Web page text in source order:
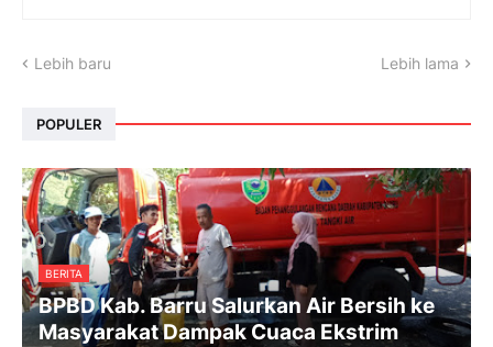
Lebih baru Lebih lama
POPULER
BERITA
BPBD Kab. Barru Salurkan Air Bersih ke
Masyarakat Dampak Cuaca Ekstrim